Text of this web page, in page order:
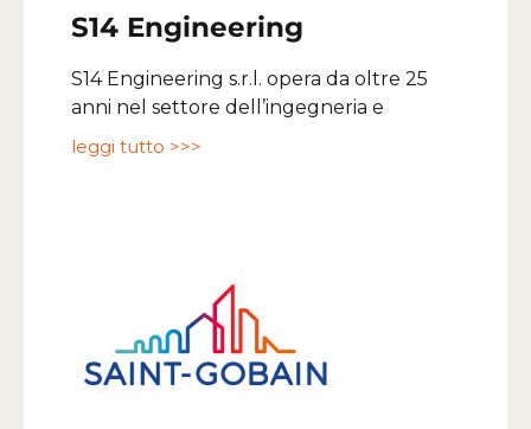
S14 Engineering
S14 Engineering s.r.l. opera da oltre 25
anni nel settore dell’ingegneria e
leggi tutto >>>